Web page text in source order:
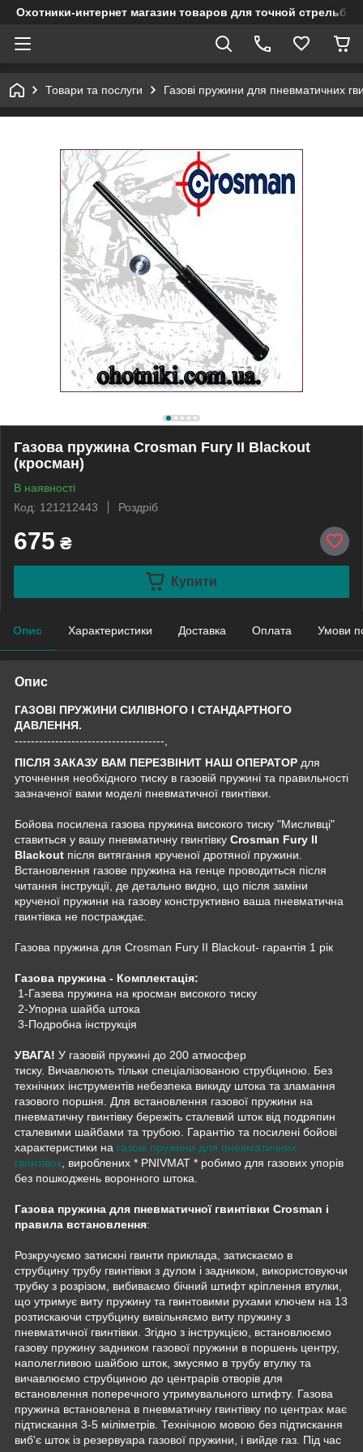
Охотники-интернет магазин товаров для точной стрельбы
Товари та послуги Газові пружини для пневматичних
Газова пружина Crosman Fury II Blackout
(кросман)
В наявності
Код: 121212443
Роздріб
675 ₴
Купити
Опис Характеристики Доставка Оплата Умови
Опис
ГАЗОВІ ПРУЖИНИ СИЛІВНОГО І СТАНДАРТНОГО
ДАВЛЕННЯ.
-------------------------------------,
ПІСЛЯ ЗАКАЗУ ВАМ ПЕРЕЗВІНИТ НАШ ОПЕРАТОР для
уточнення необхідного тиску в газовій пружині та правильності
зазначеної вами моделі пневматичної гвинтівки.
Бойова посилена газова пружина високого тиску "Мисливці"
ставиться у вашу пневматичну гвинтівку Crosman Fury II
Blackout після витягання крученої дротяної пружини.
Встановлення газове пружина на генце проводиться після
читання інструкції, де детально видно, що після заміни
крученої пружини на газову конструктивно ваша пневматична
гвинтівка не постраждає.
Газова пружина для Crosman Fury II Blackout- гарантія 1 рік
Газова пружина - Комплектація:
1-Газева пружина на кросман високого тиску
2-Упорна шайба штока
3-Подробна інструкція
УВАГА! У газовій пружині до 200 атмосфер
тиску. Вичавлюють тільки спеціалізованою струбциною. Без
технічних інструментів небезпека викиду штока та зламання
газового поршня. Для встановлення газової пружини на
пневматичну гвинтівку бережіть сталевий шток від подряпин
сталевими шайбами та трубою. Гарантію та посилені бойові
характеристики на газові пружини для пневматичних
гвинтівок , вироблених * PNIVMAT * робимо для газових упорів
без пошкоджень воронного штока.
Газова пружина для пневматичної гвинтівки Crosman і
правила встановлення:
Розкручуємо затискні гвинти приклада, затискаємо в
струбцину трубу гвинтівки з дулом і задником, використовуючи
трубку з розрізом, вибиваємо бічний штифт кріплення втулки,
що утримує виту пружину та гвинтовими рухами ключем на 13
розтискаючи струбцину вивільняємо виту пружину з
пневматичної гвинтівки. Згідно з інструкцією, встановлюємо
газову пружину задником газової пружини в поршень центру,
наполегливою шайбою шток, змусямо в трубу втулку та
вичавлюємо струбциною до центрарів отворів для
встановлення поперечного утримувального штифту. Газова
пружина встановлена в пневматичну гвинтівку по центрах має
підтискання 3-5 міліметрів. Технічною мовою без підтискання
виб'є шток із резервуара газової пружини, і вийде газ. Під час